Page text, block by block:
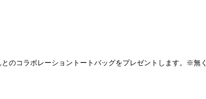
のコラボレーショントートバッグをプレゼントします。※無く